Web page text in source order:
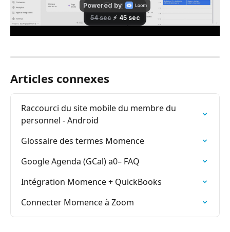
Articles connexes
Raccourci du site mobile du membre du
personnel - Android
Glossaire des termes Momence
Google Agenda (GCal) a0– FAQ
Intégration Momence + QuickBooks
Connecter Momence à Zoom